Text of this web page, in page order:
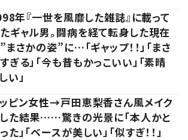
年『一世を風靡した雑誌』に載って
ギャル男。闘病を経て転身した現在
まさかの姿”に…「ギャップ！！」「まさ
ぎる」「今も昔もかっこいい」「素晴
い」
ピン女性→戸田恵梨香さん風メイク
た結果……驚きの光景に「本人かと
た」「ベースが美しい」「似すぎ！！」